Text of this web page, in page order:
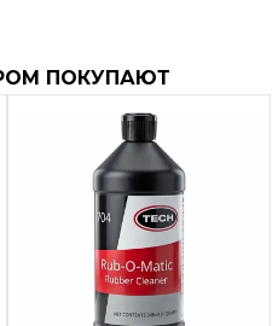
ПОКУПАЮТ